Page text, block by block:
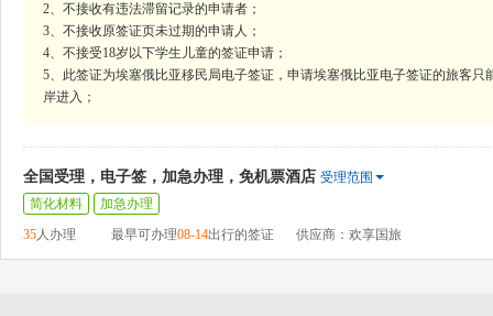
2、不接收有违法滞留记录的申请者；
3、不接收原签证页未过期的申请人；
4、不接受18岁以下学生儿童的签证申请；
5、此签证为埃塞俄比亚移民局电子签证，申请埃塞俄比亚电子签证的旅客
岸进入；
全国受理，电子签，加急办理，免机票酒店 受理范围
简化材料
加急办理
35人办理 最早可办理08-14出行的签证 供应商：欢享国旅